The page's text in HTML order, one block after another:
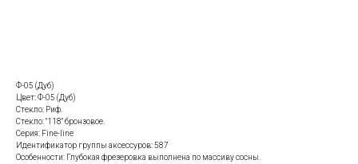
Ф-05 (Дуб)
Цвет: Ф-05 (Дуб)
Стекло: Риф.
Стекло: "118" бронзовое.
Серия: Fine-line
Идентификатор группы аксессуров: 587
Особенности: Глубокая фрезеровка выполнена по массиву сосны.